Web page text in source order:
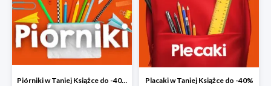
Piórniki w Taniej Książce do -40% Placaki w Taniej Książce do -40%